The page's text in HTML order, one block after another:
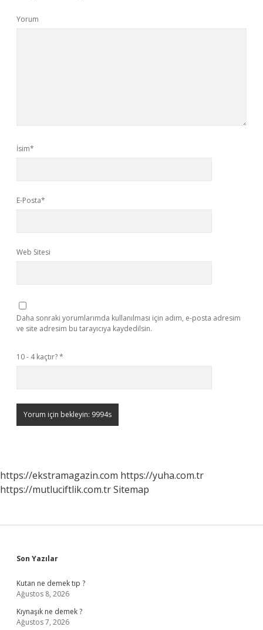
Yorum
İsim*
E-Posta*
Web Sitesi
Daha sonraki yorumlarımda kullanılması için adım, e-posta adresim
ve site adresim bu tarayıcıya kaydedilsin.
10 - 4 kaçtır?*
https://ekstramagazin.com https://yuha.com.tr
https://mutluciftlik.com.trSitemap
Sidebar
Son Yazılar
Kutan ne demek tıp ?
Ağustos 8, 2026
Kıynaşık ne demek ?
Ağustos 7, 2026